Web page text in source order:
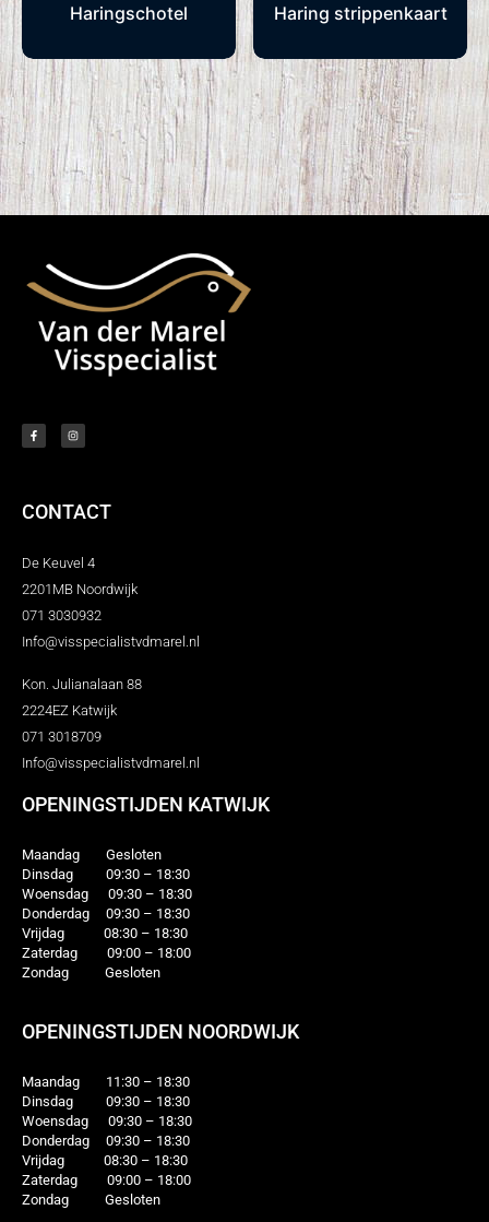
Haringschotel Haring strippenkaart
CONTACT
De Keuvel 4
2201MB Noordwijk
071 3030932
Info@visspecialistvdmarel.nl
Kon. Julianalaan 88
2224EZ Katwijk
071 3018709
Info@visspecialistvdmarel.nl
OPENINGSTIJDEN KATWIJK
Maandag Gesloten
Dinsdag 09:30 – 18:30
Woensdag 09:30 – 18:30
Donderdag 09:30 – 18:30
Vrijdag 08:30 – 18:30
Zaterdag 09:00 – 18:00
Zondag Gesloten
OPENINGSTIJDEN NOORDWIJK
Maandag 11:30 – 18:30
Dinsdag 09:30 – 18:30
Woensdag 09:30 – 18:30
Donderdag 09:30 – 18:30
Vrijdag 08:30 – 18:30
Zaterdag 09:00 – 18:00
Zondag Gesloten